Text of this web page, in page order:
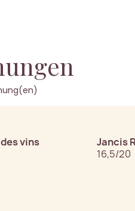
vins
Jancis
16,5/20